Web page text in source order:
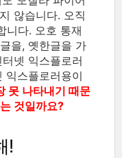
않습니다. 오직
니다. 오호 통재
을, 옛한글을 가
넷 익스플로러
익스플로러용이
못 나타내기 때문
것일까요?
!